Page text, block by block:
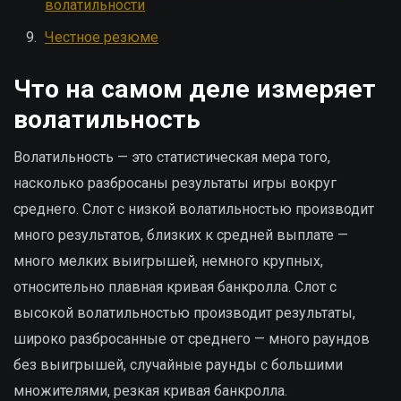
волатильности
Честное резюме
Что на самом деле измеряет
волатильность
Волатильность — это статистическая мера того,
насколько разбросаны результаты игры вокруг
среднего. Слот с низкой волатильностью производит
много результатов, близких к средней выплате —
много мелких выигрышей, немного крупных,
относительно плавная кривая банкролла. Слот с
высокой волатильностью производит результаты,
широко разбросанные от среднего — много раундов
без выигрышей, случайные раунды с большими
множителями, резкая кривая банкролла.